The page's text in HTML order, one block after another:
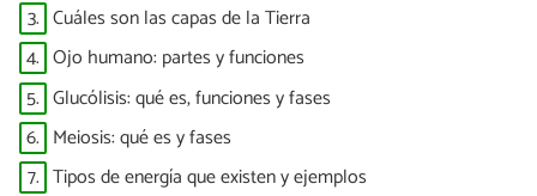
3. Cuáles son las capas de la Tierra
4. Ojo humano: partes y funciones
5. Glucólisis: qué es, funciones y fases
6. Meiosis: qué es y fases
7. Tipos de energía que existen y ejemplos